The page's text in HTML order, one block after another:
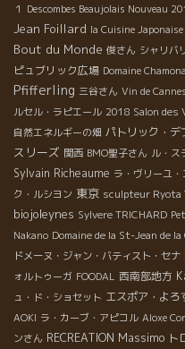
１ Descombes Beaujolais Nouveau
Jean Foillard la Cuisine Japonaise
Bout du Monde 俊さん シャリバ
ピュブリック広場 Domaine
Pfifferling 三谷さん Vin de Cannes
ルセル・ラピエール 2018 Salon des
自然エネルギーの畑 パトリック・デ
スリーズ 関西 BMO聖子さん ル・ス
Sylvain Richeaume ラ・ヴリーユ
ク・ルシヨン 東京 sculpteur Ryota
biojoleynes Sylvere TRICHARD
Nakano Domaine de la St-Jean de
ドメーヌ・ジャン・バティスト・セナ
ォルトゥーガ FOODAL 西南部地方
ュ・ド・ショセット エスポア・よろ
AOKI ラ・カーブ・アピコル Aloxe
ンさん RECREATION Massimo ト